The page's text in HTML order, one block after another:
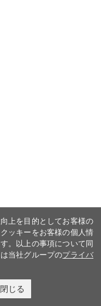
上を目的としてお客様の
ッキーをお客様の個人情
。以上の事項について同
当社グループのプライバ
じる